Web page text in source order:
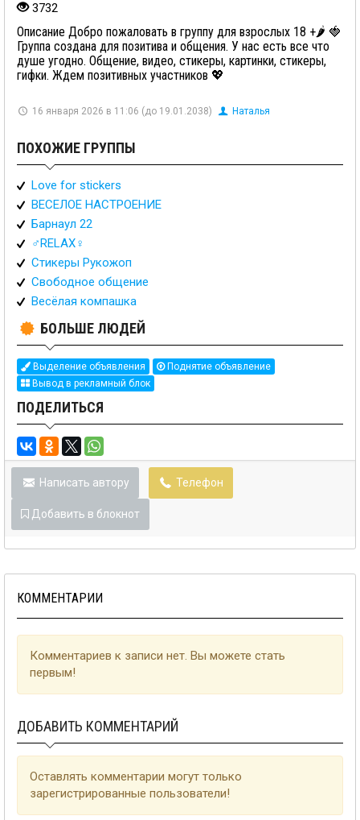
3732
Описание Добро пожаловать в группу для взрослых 18 +🌶️ 🍓
Группа создана для позитива и общения. У нас есть все что
душе угодно. Общение, видео, стикеры, картинки, стикеры,
гифки. Ждем позитивных участников 💖
16 января 2026 в 11:06 (до 19.01.2038) Наталья
ПОХОЖИЕ ГРУППЫ
Love for stickers
ВЕСЕЛОЕ НАСТРОЕНИЕ
Барнаул 22
♂️RELAX♀️
Стикеры Рукожоп
Свободное общение
Весёлая компашка
БОЛЬШЕ ЛЮДЕЙ
Выделение объявления
Поднятие объявление
Вывод в рекламный блок
ПОДЕЛИТЬСЯ
Написать автору Телефон
Добавить в блокнот
КОММЕНТАРИИ
Комментариев к записи нет. Вы можете стать
первым!
ДОБАВИТЬ КОММЕНТАРИЙ
Оставлять комментарии могут только
зарегистрированные пользователи!